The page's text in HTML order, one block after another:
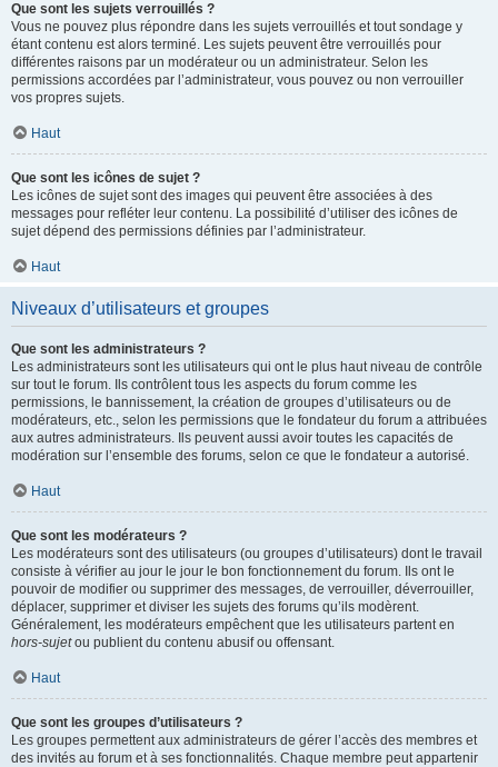
Que sont les sujets verrouillés ?
Vous ne pouvez plus répondre dans les sujets verrouillés et tout sondage y
étant contenu est alors terminé. Les sujets peuvent être verrouillés pour
différentes raisons par un modérateur ou un administrateur. Selon les
permissions accordées par l’administrateur, vous pouvez ou non verrouiller
vos propres sujets.
Haut
Que sont les icônes de sujet ?
Les icônes de sujet sont des images qui peuvent être associées à des
messages pour refléter leur contenu. La possibilité d’utiliser des icônes de
sujet dépend des permissions définies par l’administrateur.
Haut
Niveaux d’utilisateurs et groupes
Que sont les administrateurs ?
Les administrateurs sont les utilisateurs qui ont le plus haut niveau de contrôle
sur tout le forum. Ils contrôlent tous les aspects du forum comme les
permissions, le bannissement, la création de groupes d’utilisateurs ou de
modérateurs, etc., selon les permissions que le fondateur du forum a attribuées
aux autres administrateurs. Ils peuvent aussi avoir toutes les capacités de
modération sur l’ensemble des forums, selon ce que le fondateur a autorisé.
Haut
Que sont les modérateurs ?
Les modérateurs sont des utilisateurs (ou groupes d’utilisateurs) dont le travail
consiste à vérifier au jour le jour le bon fonctionnement du forum. Ils ont le
pouvoir de modifier ou supprimer des messages, de verrouiller, déverrouiller,
déplacer, supprimer et diviser les sujets des forums qu’ils modèrent.
Généralement, les modérateurs empêchent que les utilisateurs partent en
hors-sujetou publient du contenu abusif ou offensant.
Haut
Que sont les groupes d’utilisateurs ?
Les groupes permettent aux administrateurs de gérer l’accès des membres et
des invités au forum et à ses fonctionnalités. Chaque membre peut appartenir